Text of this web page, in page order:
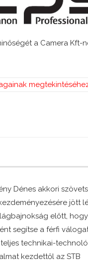
a Camera Kft-
Dénes akkori
jött
előtt,
segítse a férfi
technikai-
kezdettől az STB